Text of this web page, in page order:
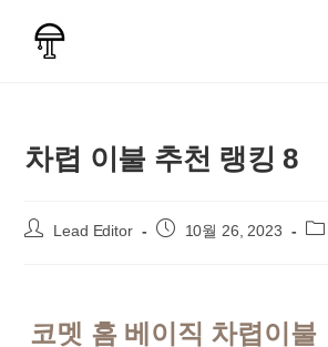
차렵 이불 추천 랭킹 8
Post Lead Editor
Post 10월 26, 2023
Post
코멧 홈 베이직 차렵이불